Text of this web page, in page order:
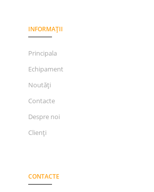
INFORMAȚII
Principala
Echipament
Noutăți
Contacte
Despre noi
Clienți
CONTACTE